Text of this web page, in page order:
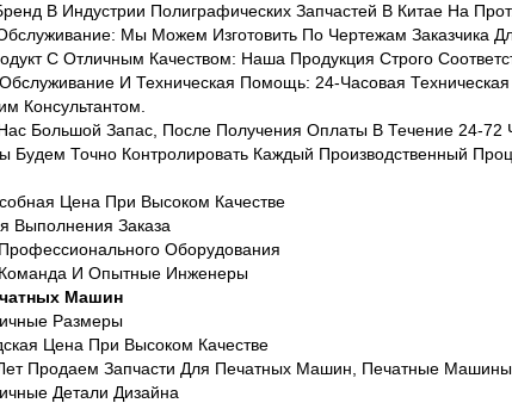
В Индустрии Полиграфических Запчастей В Китае На
Мы Можем Изготовить По Чертежам Заказчика
С Отличным Качеством: Наша Продукция Строго
И Техническая Помощь: 24-Часовая
Консультантом.
Большой Запас, После Получения Оплаты В Течение 24-72
Будем Точно Контролировать Каждый Производственный
Цена При Высоком Качестве
Выполнения Заказа
Оборудования
И Опытные Инженеры
Машин
Размеры
Цена При Высоком Качестве
Продаем Запчасти Для Печатных Машин, Печатные
Детали Дизайна